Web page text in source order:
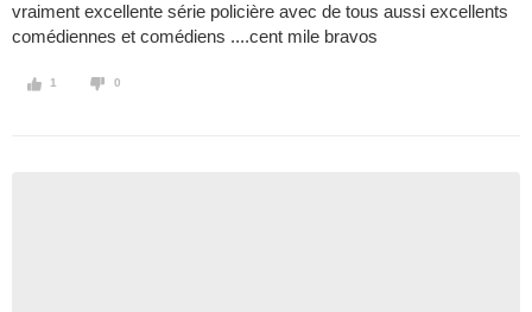
vraiment excellente série policière avec de tous aussi excellents
comédiennes et comédiens ....cent mile bravos
1 0